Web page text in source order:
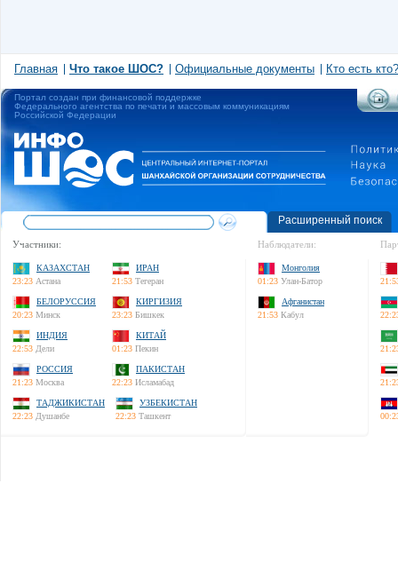
Главная Что такое ШОС? Официальные документы Кто есть кто?
Портал создан при финансовой поддержке
Федерального агентства по печати и массовым коммуникациям
Российской Федерации
Расширенный поиск
Участники:
КАЗАХСТАН
23:23 Астана
ИРАН
21:53 Тегеран
БЕЛОРУССИЯ
20:23 Минск
КИРГИЗИЯ
23:23 Бишкек
ИНДИЯ
22:53 Дели
КИТАЙ
01:23 Пекин
РОССИЯ
21:23 Москва
ПАКИСТАН
22:23 Исламабад
ТАДЖИКИСТАН
22:23 Душанбе
УЗБЕКИСТАН
22:23 Ташкент
Наблюдатели:
Монголия
01:23 Улан-Батор
Афганистан
21:53 Кабул